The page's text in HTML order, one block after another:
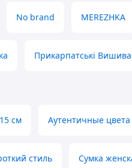
No brand MEREZHKA
Прикарпатські
см Аутентичные цвета
стиль Сумка